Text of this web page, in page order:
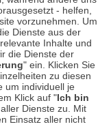
- helfen,
vorzunehmen. Um
Dienste aus der
Inhalte und
die Dienste der
" ein. Klicken Sie
zu diesen
um individuell je
Klick auf "Ich bin
Dienste zu. Mit
Einsatz aller nicht
6
18:00 Uhr